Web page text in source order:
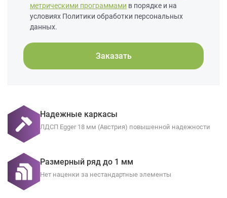
метрическими программами в порядке и на
условиях Политики обработки персональных
данных.
Заказать
Надежные каркасы
ЛДСП Egger 18 мм (Австрия) повышенной надежности
Размерный ряд до 1 мм
Нет наценки за нестандартные элементы